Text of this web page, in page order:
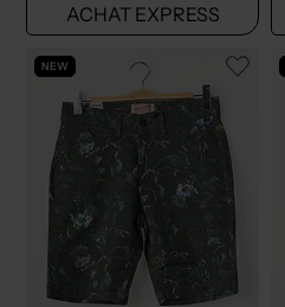
ACHAT EXPRESS
NEW